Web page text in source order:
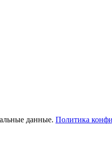
данные. Политика